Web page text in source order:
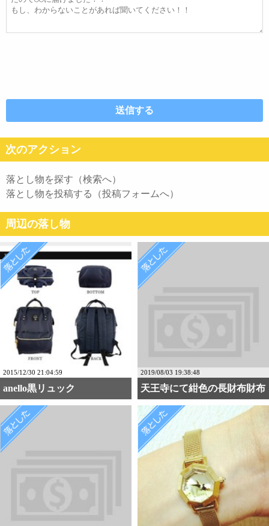
次のアクション
落とし物を探す（検索へ）
落とし物を投稿する（投稿フォームへ）
周辺の落し物
2015/12/30 21:04:59
anello黒リュック
2019/08/03 19:38:48
天王寺にて紺色の長財布財布